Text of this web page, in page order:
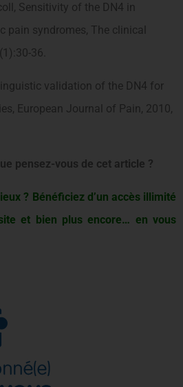
Sensitivity of the DN4 in
pain syndromes, The clinical
36.
validation of the DN4 for
European Journal of Pain, 2010,
pensez-vous de cet article ?
? Bénéficiez d’un accès illimité
et bien plus encore… en vous